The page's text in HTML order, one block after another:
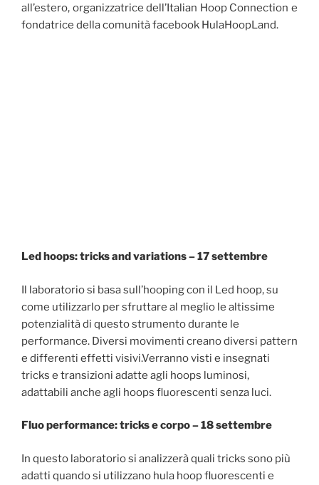
all’estero, organizzatrice dell’Italian Hoop Connection e
fondatrice della comunità facebook HulaHoopLand.
Led hoops: tricks and variations – 17 settembre
Il laboratorio si basa sull’hooping con il Led hoop, su
come utilizzarlo per sfruttare al meglio le altissime
potenzialità di questo strumento durante le
performance. Diversi movimenti creano diversi pattern
e differenti effetti visivi.Verranno visti e insegnati
tricks e transizioni adatte agli hoops luminosi,
adattabili anche agli hoops fluorescenti senza luci.
Fluo performance: tricks e corpo – 18 settembre
In questo laboratorio si analizzerà quali tricks sono più
adatti quando si utilizzano hula hoop fluorescenti e